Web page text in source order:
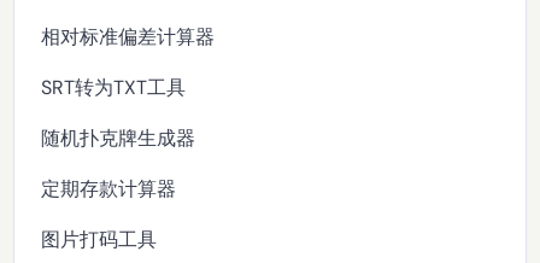
相对标准偏差计算器
SRT转为TXT工具
随机扑克牌生成器
定期存款计算器
图片打码工具